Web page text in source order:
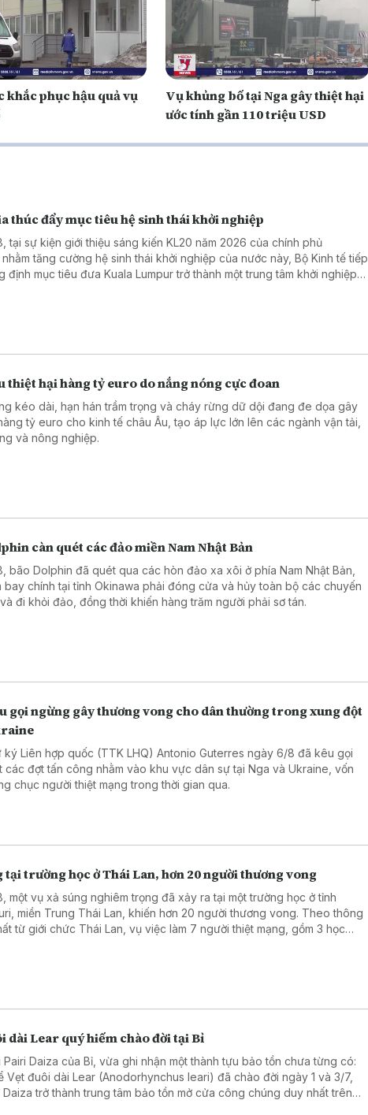
khắc phục hậu quả vụ
Vụ khủng bố tại Nga gây thiệt hại
ước tính gần 110 triệu USD
thúc đẩy mục tiêu hệ sinh thái khởi nghiệp
tại sự kiện giới thiệu sáng kiến KL20 năm 2026 của chính phủ
tăng cường hệ sinh thái khởi nghiệp của nước này, Bộ Kinh tế tiếp
định mục tiêu đưa Kuala Lumpur trở thành một trung tâm khởi nghiệp
thiệt hại hàng tỷ euro do nắng nóng cực đoan
kéo dài, hạn hán trầm trọng và cháy rừng dữ dội đang đe dọa gây
tỷ euro cho kinh tế châu Âu, tạo áp lực lớn lên các ngành vận tải,
và nông nghiệp.
càn quét các đảo miền Nam Nhật Bản
bão Dolphin đã quét qua các hòn đảo xa xôi ở phía Nam Nhật Bản,
bay chính tại tỉnh Okinawa phải đóng cửa và hủy toàn bộ các chuyến
đi khỏi đảo, đồng thời khiến hàng trăm người phải sơ tán.
gọi ngừng gây thương vong cho dân thường trong xung đột
ký Liên hợp quốc (TTK LHQ) Antonio Guterres ngày 6/8 đã kêu gọi
các đợt tấn công nhằm vào khu vực dân sự tại Nga và Ukraine, vốn
chục người thiệt mạng trong thời gian qua.
tại trường học ở Thái Lan, hơn 20 người thương vong
một vụ xả súng nghiêm trọng đã xảy ra tại một trường học ở tỉnh
miền Trung Thái Lan, khiến hơn 20 người thương vong. Theo thông
từ giới chức Thái Lan, vụ việc làm 7 người thiệt mạng, gồm 3 học
dài Lear quý hiếm chào đời tại Bỉ
Pairi Daiza của Bỉ, vừa ghi nhận một thành tựu bảo tồn chưa từng có:
Vẹt đuôi dài Lear (Anodorhynchus leari) đã chào đời ngày 1 và 3/7,
Daiza trở thành trung tâm bảo tồn mở cửa công chúng duy nhất trên